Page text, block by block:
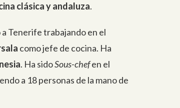
clásica y andaluza.
Tenerife trabajando en el
como jefe de cocina. Ha
. Ha sidoSous-chefen el
a 18 personas de la mano de